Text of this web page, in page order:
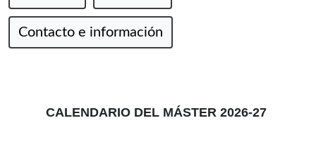
Contacto e información
CALENDARIO DEL MÁSTER 2026-27